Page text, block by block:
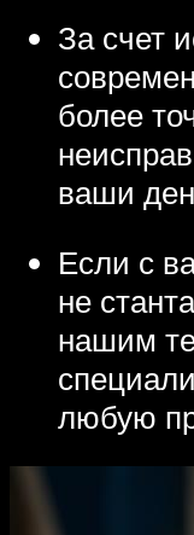
За счет
более
ваши
Если с
не
нашим
любую